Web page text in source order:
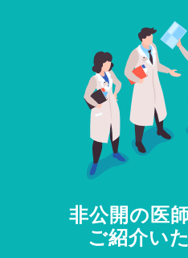
非公開の医
ご紹介い